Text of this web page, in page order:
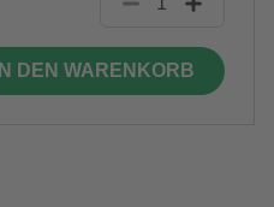
IN DEN WARENKORB